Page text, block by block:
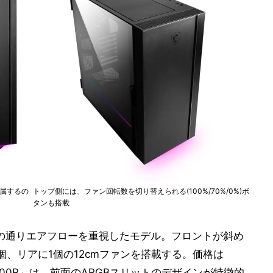
するの
トップ側には、ファン回転数を切り替えられる(100%/70%/0%)ボ
タンも搭載
りエアフローを重視したモデル。フロントが斜め
リアに1個の12cmファンを搭載する。価格は